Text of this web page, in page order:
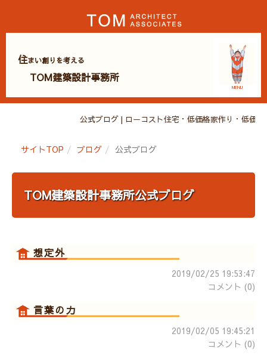
MENU
住まい創りを考える
TOM建築設計事務所
公式ブログ | ローコスト住宅・低価格家作り・
サイトTOP ブログ 公式ブログ
TOM建築設計事務所公式ブログ
想定外
2019/02/25 19:53:47
コメント (0)
言葉の力
2019/02/05 19:45:21
コメント (0)